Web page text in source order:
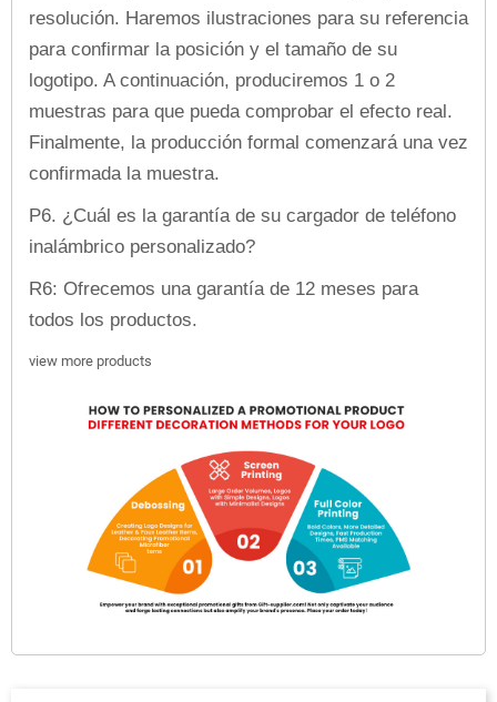
resolución. Haremos ilustraciones para su referencia
para confirmar la posición y el tamaño de su
logotipo. A continuación, produciremos 1 o 2
muestras para que pueda comprobar el efecto real.
Finalmente, la producción formal comenzará una vez
confirmada la muestra.
P6. ¿Cuál es la garantía de su cargador de teléfono
inalámbrico personalizado?
R6: Ofrecemos una garantía de 12 meses para
todos los productos.
view more products